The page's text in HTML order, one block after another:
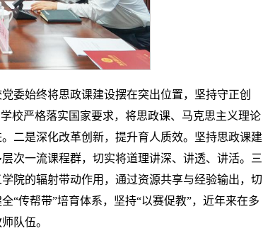
委始终将思政课建设摆在突出位置，坚持守正创
校严格落实国家要求，将思政课、马克思主义理论
二是深化改革创新，提升育人质效。坚持思政课建
次一流课程群，切实将道理讲深、讲透、讲活。三
院的辐射带动作用，通过资源共享与经验输出，切
“传帮带”培育体系，坚持“以赛促教”，近年来在多
队伍。